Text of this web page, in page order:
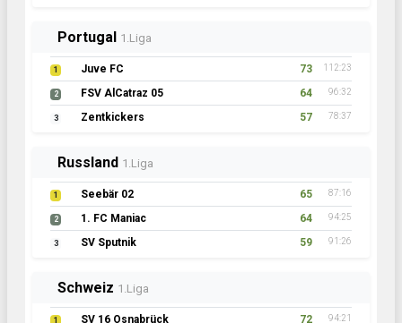
Portugal 1.Liga
1 Juve FC 73 112:23
2 FSV AlCatraz 05 64 96:32
3 Zentkickers 57 78:37
Russland 1.Liga
1 Seebär 02 65 87:16
2 1. FC Maniac 64 94:25
3 SV Sputnik 59 91:26
Schweiz 1.Liga
1 SV 16 Osnabrück 72 94:21